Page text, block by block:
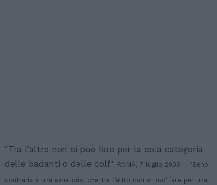
"Tra l’altro non si può fare per la sola categoria
delle badanti o delle colf" ROMA, 7 luglio 2009 – "Sono
contrario a una sanatoria, che tra l’altro non si puo’ fare per una